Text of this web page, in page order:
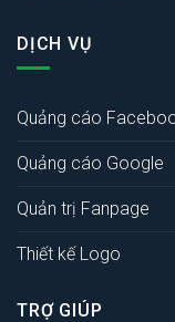
DỊCH VỤ
Quảng cáo
Quảng cáo Google
Quản trị Fanpage
Thiết kế Logo
TRỢ GIÚP